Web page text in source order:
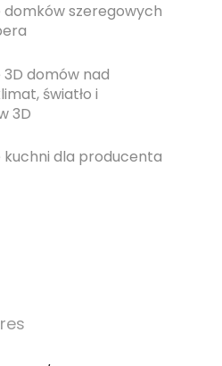
domków szeregowych
3D domów nad
światło i
3D
kuchni dla producenta